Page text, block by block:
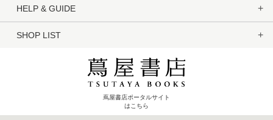
HELP & GUIDE
SHOP LIST
蔦屋書店ポータルサイト
はこちら